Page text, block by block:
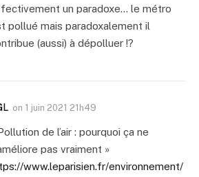
un paradoxe… le métro
pollué mais paradoxalement il
(aussi) à dépolluer !?
on 1 juin 2021 21h49
de l’air : pourquoi ça ne
pas vraiment »
www.leparisien.fr/environnement/